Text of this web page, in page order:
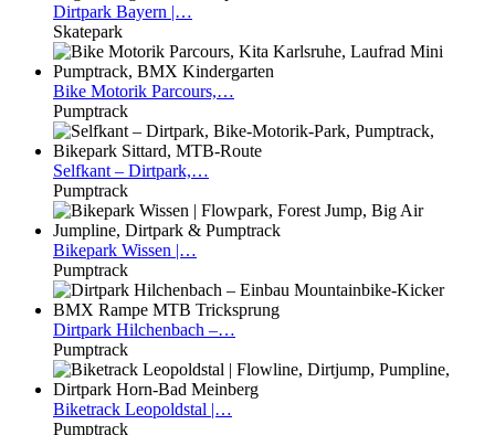
Dirtpark Bayern |…
Skatepark
Bike Motorik Parcours,…
Pumptrack
Selfkant – Dirtpark,…
Pumptrack
Bikepark Wissen |…
Pumptrack
Dirtpark Hilchenbach –…
Pumptrack
Biketrack Leopoldstal |…
Pumptrack